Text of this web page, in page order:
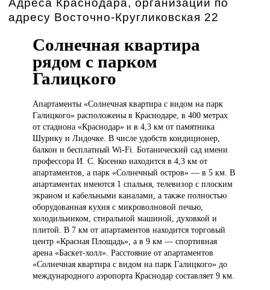
Адреса Краснодара, организации по
адресу Восточно-Кругликовская 22
Солнечная квартира
рядом с парком
Галицкого
Апартаменты «Солнечнаяквартира с видом на парк
Галицкого» расположены в Краснодаре, в 400 метрах
от стадиона «Краснодар» и в 4,3 км от памятника
Шурику и Лидочке. В числе удобств кондиционер,
балкон и бесплатный Wi-Fi. Ботанический сад имени
профессора И. С. Косенко находится в 4,3 км от
апартаментов, а парк «Солнечный остров» — в 5 км. В
апартаментах имеются 1 спальня, телевизор с плоским
экраном и кабельными каналами, а также полностью
оборудованная кухня с микроволновой печью,
холодильником, стиральной машиной, духовкой и
плитой. В 7 км от апартаментов находится торговый
центр «Красная Площадь», а в 9 км — спортивная
арена «Баскет-холл». Расстояние от апартаментов
«Солнечная квартира с видом на парк Галицкого» до
международного аэропорта Краснодар составляет 9 км.